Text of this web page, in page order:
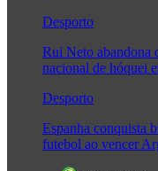
Desporto
Rui Neto abandona
nacional de hóquei
Desporto
Espanha conquista
futebol ao vencer